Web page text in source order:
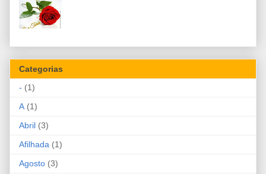
Categorias
- (1)
A (1)
Abril (3)
Afilhada (1)
Agosto (3)